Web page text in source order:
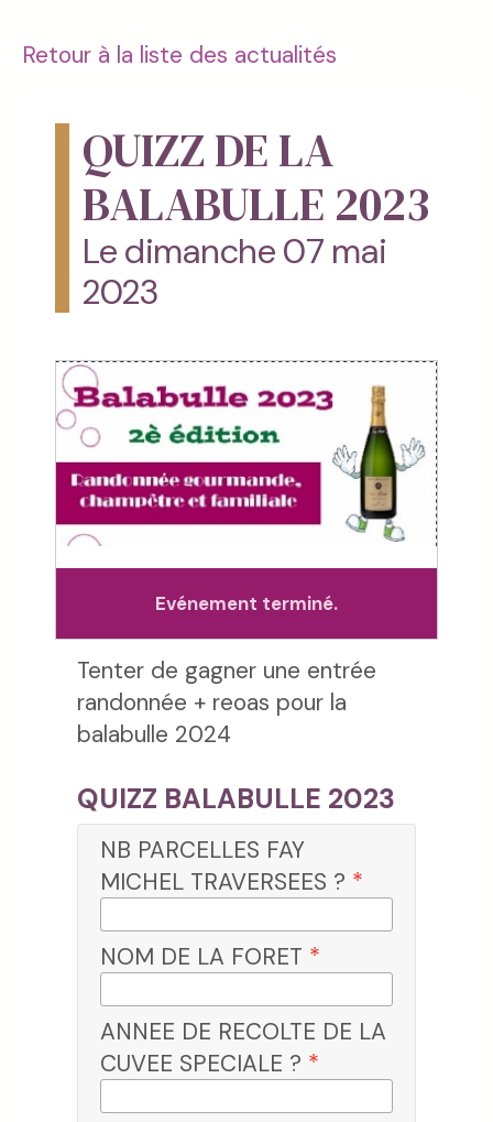
Retour à la liste des actualités
QUIZZ DE LA
BALABULLE 2023
Le dimanche 07 mai
2023
Evénement terminé.
Tenter de gagner une entrée
randonnée + reoas pour la
balabulle 2024
QUIZZ BALABULLE 2023
NB PARCELLES FAY
MICHEL TRAVERSEES ? *
NOM DE LA FORET *
ANNEE DE RECOLTE DE LA
CUVEE SPECIALE ? *